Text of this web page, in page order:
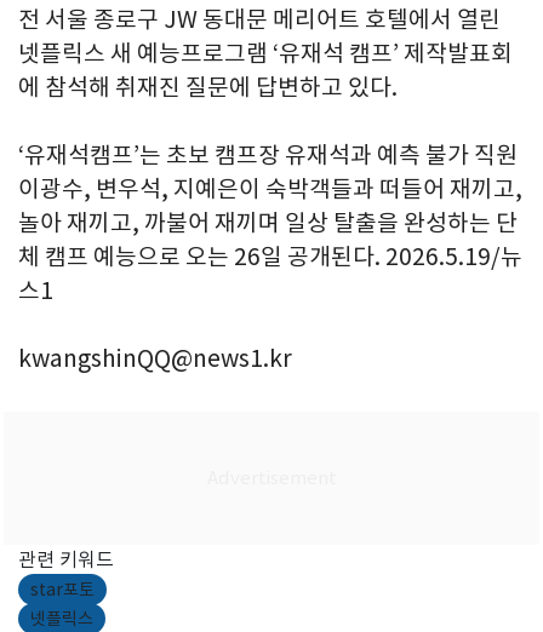
전 서울 종로구 JW 동대문 메리어트 호텔에서 열린
넷플릭스 새 예능프로그램 ‘유재석 캠프’ 제작발표회
에 참석해 취재진 질문에 답변하고 있다.
‘유재석캠프’는 초보 캠프장 유재석과 예측 불가 직원
이광수, 변우석, 지예은이 숙박객들과 떠들어 재끼고,
놀아 재끼고, 까불어 재끼며 일상 탈출을 완성하는 단
체 캠프 예능으로 오는 26일 공개된다. 2026.5.19/뉴
스1
kwangshinQQ@news1.kr
관련 키워드
star포토
넷플릭스